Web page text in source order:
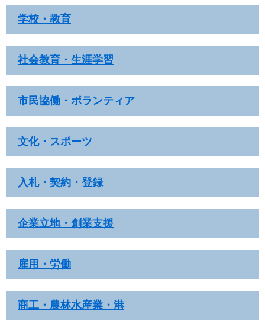
学校・教育
社会教育・生涯学習
市民協働・ボランティア
文化・スポーツ
入札・契約・登録
企業立地・創業支援
雇用・労働
商工・農林水産業・港